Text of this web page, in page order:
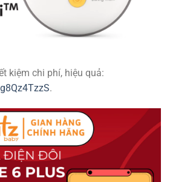
kiệm chi phí, hiệu quả:
.